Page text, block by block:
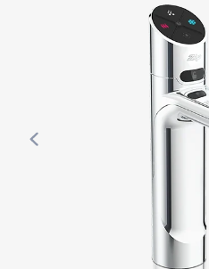
Use arrow keys to navigate